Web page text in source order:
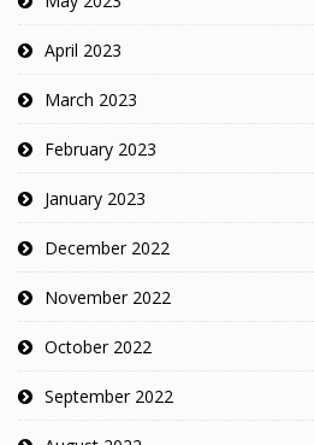
April 2023
March 2023
February 2023
January 2023
December 2022
November 2022
October 2022
September 2022